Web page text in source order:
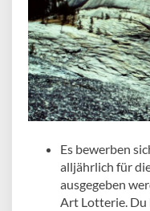
Es bewerben
alljährlich für
ausgegeben
Art Lotterie. Du